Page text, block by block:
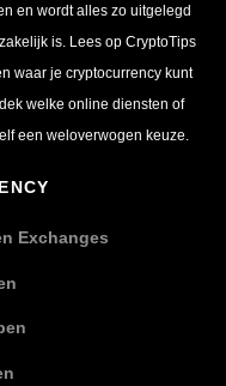
en wordt alles zo uitgelegd
is. Lees op CryptoTips
waar je cryptocurrency kunt
welke online diensten of
een weloverwogen keuze.
Exchanges